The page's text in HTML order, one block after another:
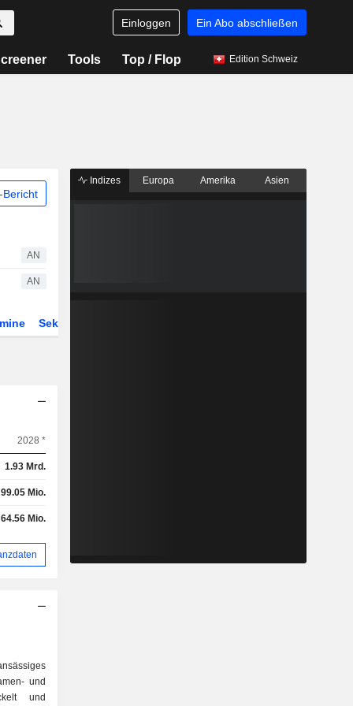
Einloggen Ein Abo abschließen
Tools Top / Flop Edition Schweiz
Bericht
AN
AN
Sektor
2028 *
1.93 Mrd.
99.05 Mio.
64.56 Mio.
und
und
Indizes Europa Amerika Asien